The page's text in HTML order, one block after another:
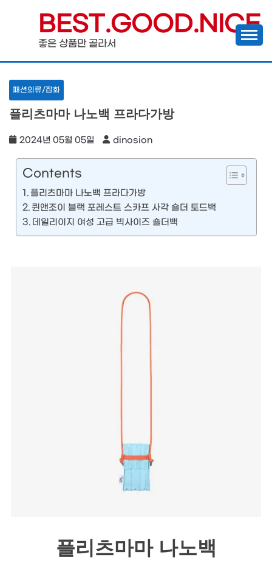
content
BEST.GOOD.NICE
좋은 상품만 골라서
패션의류/잡화
플리츠마마 나노백 프라다가방
2024년 05월 05일 dinosion
Contents
플리츠마마 나노백 프라다가방
퀸앤조이 블랙 포레스트 스카프 사각 숄더 토드백
데일리이지 여성 고급 빅사이즈 숄더백
플리츠마마 나노백